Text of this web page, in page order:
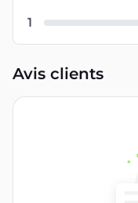
1
Avis clients